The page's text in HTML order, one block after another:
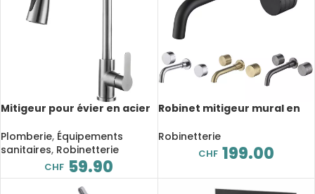
Mitigeur pour évier en acier
télescopique, eau froide et
chaude
Plomberie, Équipements
sanitaires, Robinetterie
CHF 59.90
Robinet mitigeur mural en
pivotant, minimaliste
Robinetterie
CHF 199.00